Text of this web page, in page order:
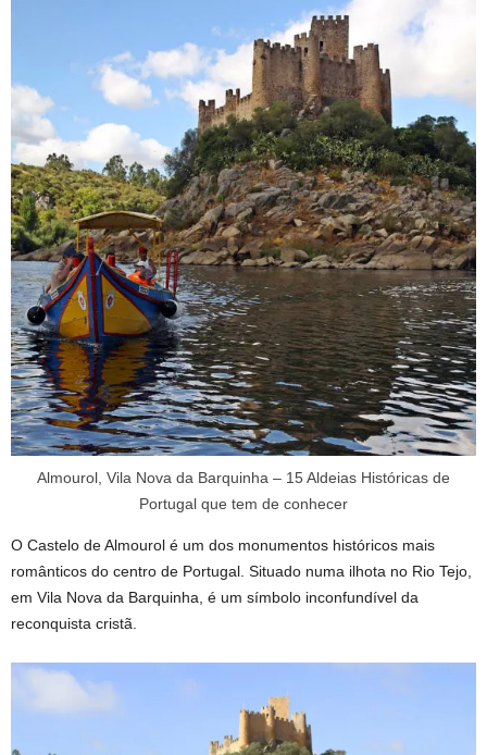
Almourol, Vila Nova da Barquinha – 15 Aldeias Históricas de
Portugal que tem de conhecer
O Castelo de Almourol é um dos monumentos históricos mais
românticos do centro de Portugal. Situado numa ilhota no Rio Tejo,
em Vila Nova da Barquinha, é um símbolo inconfundível da
reconquista cristã.